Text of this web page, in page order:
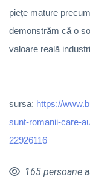
piețe mature
demonstrăm că o
valoare reală
sursa: https://
sunt-romanii-care-
22926116
165 persoane